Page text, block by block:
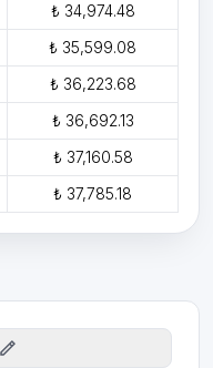
₺ 34,974.48
₺ 35,599.08
₺ 36,223.68
₺ 36,692.13
₺ 37,160.58
₺ 37,785.18